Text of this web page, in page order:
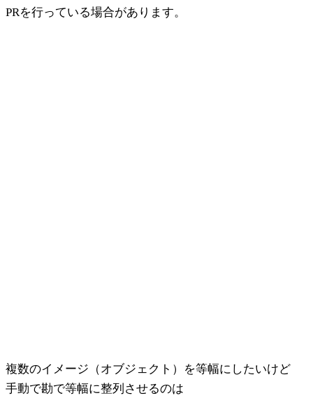
PRを行っている場合があります。
複数のイメージ（オブジェクト）を等幅にしたいけど
手動で勘で等幅に整列させるのは